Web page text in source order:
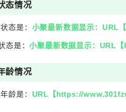
态情况
态是： 小聚最新数据显示：URL
态是：小聚最新数据显示：URL
龄情况
龄是： URL【https://